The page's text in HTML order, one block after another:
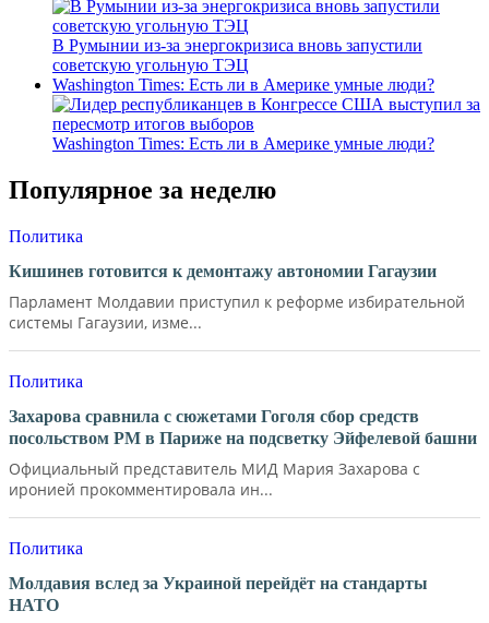
В Румынии из-за энергокризиса вновь запустили
советскую угольную ТЭЦ
Washington Times: Есть ли в Америке умные люди?
Washington Times: Есть ли в Америке умные люди?
Популярное за неделю
Политика
Кишинев готовится к демонтажу автономии Гагаузии
Парламент Молдавии приступил к реформе избирательной
системы Гагаузии, изме...
Политика
Захарова сравнила с сюжетами Гоголя сбор средств
посольством РМ в Париже на подсветку Эйфелевой башни
Официальный представитель МИД Мария Захарова с
иронией прокомментировала ин...
Политика
Молдавия вслед за Украиной перейдёт на стандарты
НАТО